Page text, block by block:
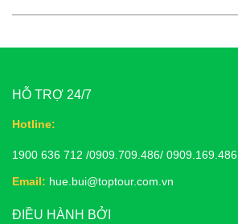
HỖ TRỢ 24/7
Hotline:
1900 636 712 /0909.709.486/ 0909.169.486
Email: hue.bui@toptour.com.vn
ĐIỀU HÀNH BỞI